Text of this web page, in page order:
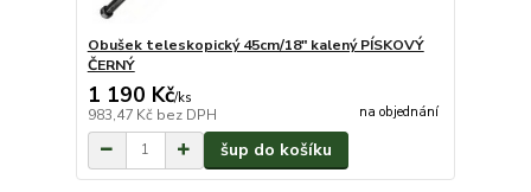
Obušek teleskopický 45cm/18" kalený PÍSKOVÝ
ČERNÝ
1 190 Kč/ks
983,47 Kč bez DPH na objednání
šup do košíku